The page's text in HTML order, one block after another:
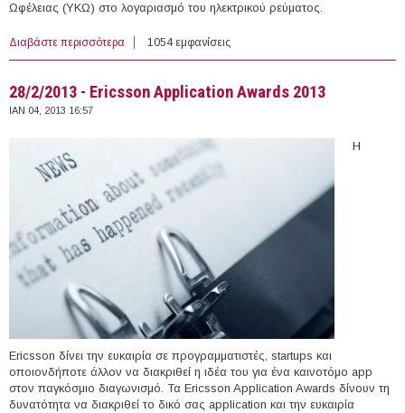
Ωφέλειας (ΥΚΩ) στο λογαριασμό του ηλεκτρικού ρεύματος.
Διαβάστε περισσότερα για Ρυθμίσεις για φωτοβολταϊκά των αγροτών
1054 εμφανίσεις
28/2/2013 - Ericsson Application Awards 2013
ΙΑΝ 04, 2013 16:57
Η
Ericsson δίνει την ευκαιρία σε προγραμματιστές, startups και
οποιονδήποτε άλλον να διακριθεί η ιδέα του για ένα καινοτόμο app
στον παγκόσμιο διαγωνισμό. Τα Ericsson Application Awards δίνουν τη
δυνατότητα να διακριθεί το δικό σας application και την ευκαιρία